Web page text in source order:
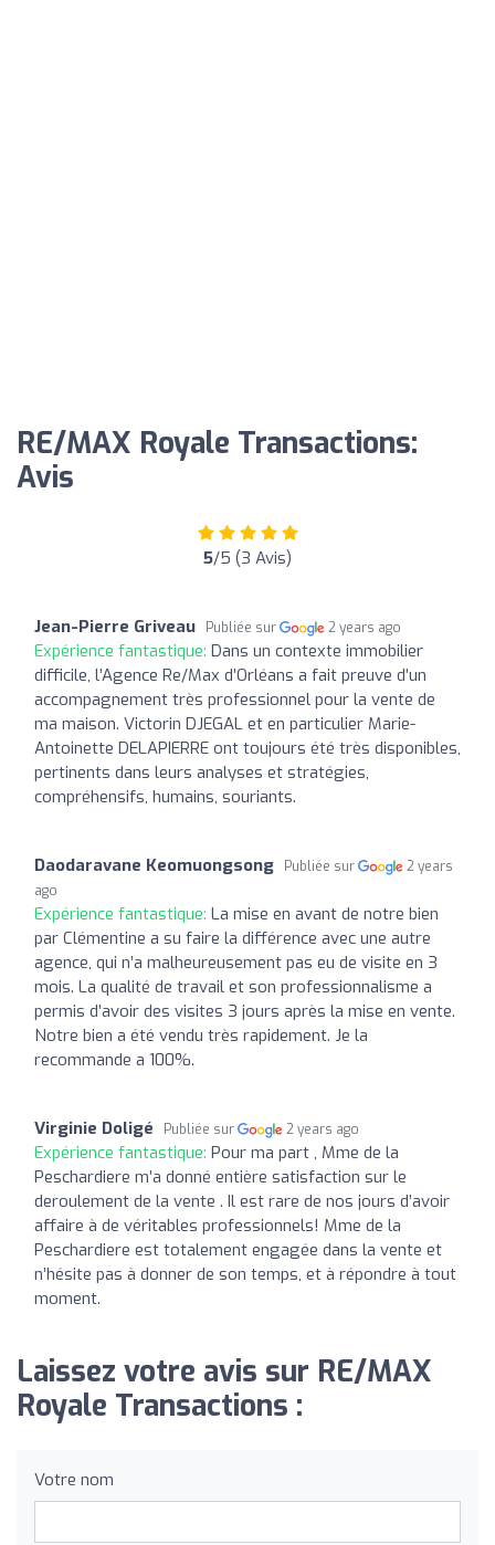
RE/MAX Royale Transactions:
Avis
5/5 (3 Avis)
Jean-Pierre Griveau Publiée sur 2 years ago
Expérience fantastique: Dans un contexte immobilier
difficile, l’Agence Re/Max d’Orléans a fait preuve d’un
accompagnement très professionnel pour la vente de
ma maison. Victorin DJEGAL et en particulier Marie-
Antoinette DELAPIERRE ont toujours été très disponibles,
pertinents dans leurs analyses et stratégies,
compréhensifs, humains, souriants.
Daodaravane Keomuongsong Publiée sur
2 years
ago
Expérience fantastique: La mise en avant de notre bien
par Clémentine a su faire la différence avec une autre
agence, qui n’a malheureusement pas eu de visite en 3
mois. La qualité de travail et son professionnalisme a
permis d’avoir des visites 3 jours après la mise en vente.
Notre bien a été vendu très rapidement. Je la
recommande a 100%.
Virginie Doligé Publiée sur 2 years ago
Expérience fantastique: Pour ma part , Mme de la
Peschardiere m’a donné entière satisfaction sur le
deroulement de la vente . Il est rare de nos jours d’avoir
affaire à de véritables professionnels! Mme de la
Peschardiere est totalement engagée dans la vente et
n’hésite pas à donner de son temps, et à répondre à tout
moment.
Laissez votre avis sur RE/MAX
Royale Transactions :
Votre nom